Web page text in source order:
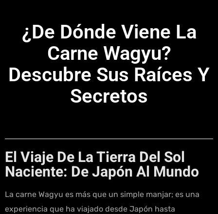
¿De Dónde Viene La
Carne Wagyu?
Descubre Sus Raíces Y
Secretos
El Viaje De La Tierra Del Sol
Naciente: De Japón Al Mundo
La carne Wagyu es más que un simple manjar; es una
experiencia que ha viajado desde Japón hasta